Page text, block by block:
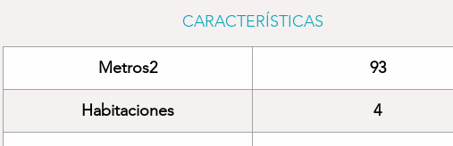
CARACTERÍSTICAS
Metros2 93
Habitaciones 4